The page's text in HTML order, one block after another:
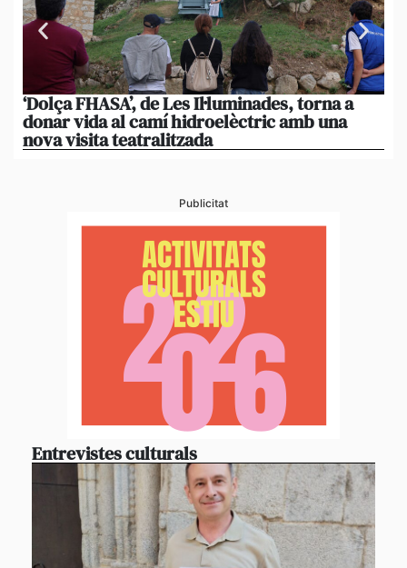
‘Dolça FHASA’, de Les Il·luminades, torna a
donar vida al camí hidroelèctric amb una
nova visita teatralitzada
Publicitat
Entrevistes culturals